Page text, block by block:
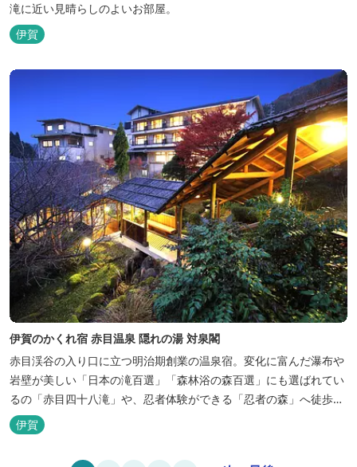
滝に近い見晴らしのよいお部屋。
伊賀
伊賀のかくれ宿 赤目温泉 隠れの湯 対泉閣
赤目渓谷の入り口に立つ明治期創業の温泉宿。変化に富んだ瀑布や
岩壁が美しい「日本の滝百選」「森林浴の森百選」にも選ばれてい
るの「赤目四十八滝」や、忍者体験ができる「忍者の森」へ徒歩５
分と観光にも好立地です。 地下１０００メートルから湧くアルカリ
性単純温泉はしっとり滑らかな肌触りで美肌効果も期待できます。
伊賀